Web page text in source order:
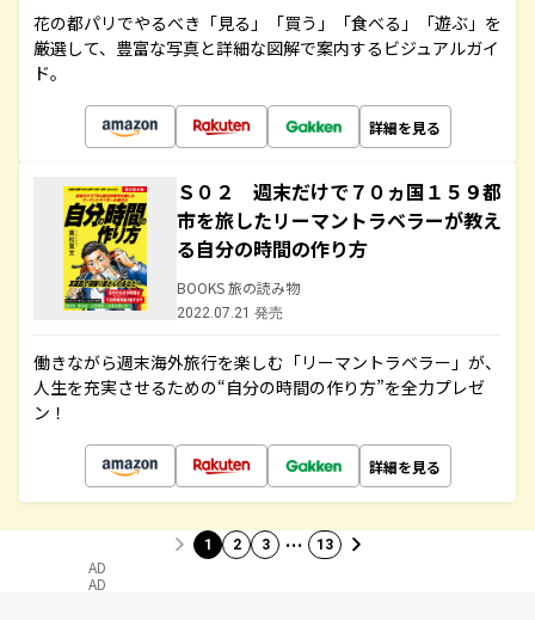
花の都パリでやるべき「見る」「買う」「食べる」「遊ぶ」を
厳選して、豊富な写真と詳細な図解で案内するビジュアルガイ
ド。
詳細を見る
Ｓ０２ 週末だけで７０ヵ国１５９都
市を旅したリーマントラベラーが教え
る自分の時間の作り方
BOOKS 旅の読み物
2022.07.21 発売
働きながら週末海外旅行を楽しむ「リーマントラベラー」が、
人生を充実させるための“自分の時間の作り方”を全力プレゼ
ン！
詳細を見る
1 2 3 … 13
AD
AD